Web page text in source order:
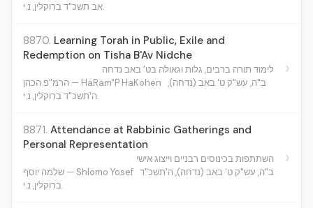
אב תשכ"ד ברוקלין, נ.י.
8870. Learning Torah in Public, Exile and
Redemption on Tisha B'Av Nidche
לימוד תורה ברבים, גלות וגאולה בט' באב נדחה
הרמ"פ הכהן — HaRam"P HaKohen ב"ה, עש"ק ט' באב (נדחה),
ה'תשכ"ד ברוקלין, נ.י.
›
8871. Attendance at Rabbinic Gatherings and
Personal Representation
השתתפות בכינוסים רבניים וייצוג אישי
שלמה יוסף — Shlomo Yosef ב"ה, עש"ק ט' באב (נדחה), ה'תשכ"ד
ברוקלין, נ.י.
›